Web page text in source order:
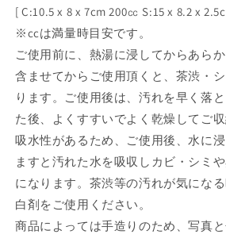
[
C:10.5
8
x
7cm
200�t
S:15
x
8.2
x
2.5cm
]
[
[
C:10.5
x
8
x
7cm
200�t
S:15
x
8.2
x
]
[
[ C:10.5 x 8 x 7cm 200㏄ S:15 x 8.2 x
※ccは満量時目安です。
ご使用前に、熱湯に浸してからあら
含ませてからご使用頂くと、茶渋・
ります。ご使用後は、汚れを早く落
た後、よくすすいでよく乾燥してご
吸水性があるため、ご使用後、水に
ますと汚れた水を吸収しカビ・シミ
になります。茶渋等の汚れが気にな
白剤をご使用ください。
商品によっては手造りのため、写真